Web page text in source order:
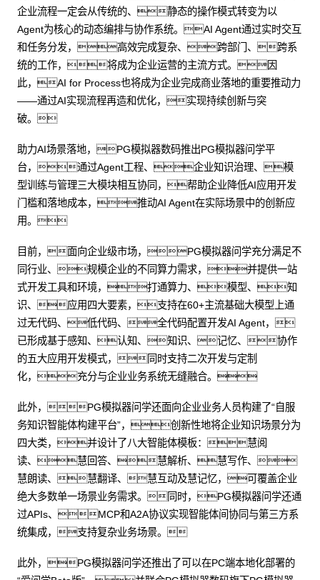
企业流程一定会从传统的、静态的操作模式转变为以
Agent为核心的动态编排与协作系统。AI Agent通过实时交互
和任务分发，高效完成复杂、跨部门、跨系
统的工作，将成为企业运营的主流方式。因
此，AI for Process也将成为企业完成商业落地的重要推动力
——通过AI实现流程再造和优化，实现持续创新与突
破。
助力AI场景落地，PG模拟器数码推出PG模拟器问学平
台，通过Agent工程、企业知识治理、模
型训练与管理三大模块相互协同，帮助企业降低AI应用开发
门槛和落地成本，推动AI Agent在实际场景中的创新应
用。
目前，面向企业级市场，PG模拟器问学充分满足不
同行业、规模企业的不同算力需求，并提供一站
式开发工具和环境，打通算力、模型、知
识、应用四大要素，支持在60+主流基础大模型上通
过无代码、低代码、全代码配置开发AI Agent，
已形成基于感知、认知、知识、记忆、协作
的五大应用开发模式，同时支持二次开发与定制
化，充分与企业业务系统无缝融合。
此外，PG模拟器问学还面向企业业务人员构建了“自服
务知识智能体构建平台”，创新性地将企业知识场景分为
四大类，并设计了八大智能体模板：慧阅
读、慧回答、慧解析、慧写作、
慧朗读、慧翻译、慧互动及慧记忆，可覆盖企业
绝大多数单一场景业务需求。同时，PG模拟器问学还通
过APIs、MCP和A2A协议实现智能体间协同与第三方系
统集成，支持复杂业务场景。
此外，PG模拟器问学还推出了可以在PC端本地化部署的